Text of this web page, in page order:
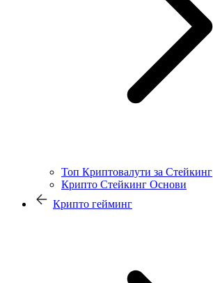
Топ Криптовалути за Стейкинг
Крипто Стейкинг Основи
Крипто гейминг